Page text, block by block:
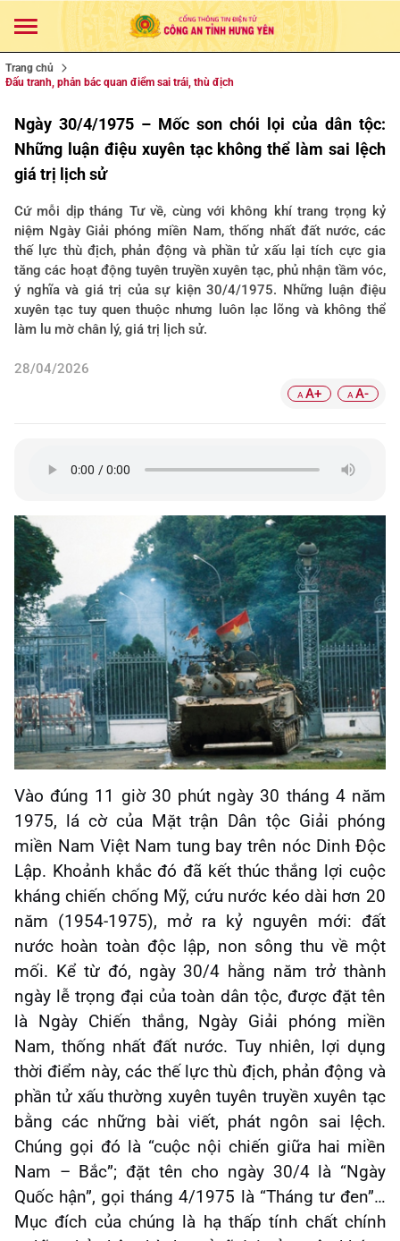
Trang chủ
Đấu tranh, phản bác quan điểm sai trái, thù địch
Ngày 30/4/1975 – Mốc son chói lọi của dân tộc:
Những luận điệu xuyên tạc không thể làm sai lệch
giá trị lịch sử
Cứ mỗi dịp tháng Tư về, cùng với không khí trang trọng kỷ
niệm Ngày Giải phóng miền Nam, thống nhất đất nước, các
thế lực thù địch, phản động và phần tử xấu lại tích cực gia
tăng các hoạt động tuyên truyền xuyên tạc, phủ nhận tầm vóc,
ý nghĩa và giá trị của sự kiện 30/4/1975. Những luận điệu
xuyên tạc tuy quen thuộc nhưng luôn lạc lõng và không thể
làm lu mờ chân lý, giá trị lịch sử.
28/04/2026
A A+ A A-
Vào đúng 11 giờ 30 phút ngày 30 tháng 4 năm
1975, lá cờ của Mặt trận Dân tộc Giải phóng
miền Nam Việt Nam tung bay trên nóc Dinh Độc
Lập. Khoảnh khắc đó đã kết thúc thắng lợi cuộc
kháng chiến chống Mỹ, cứu nước kéo dài hơn 20
năm (1954-1975), mở ra kỷ nguyên mới: đất
nước hoàn toàn độc lập, non sông thu về một
mối. Kể từ đó, ngày 30/4 hằng năm trở thành
ngày lễ trọng đại của toàn dân tộc, được đặt tên
là Ngày Chiến thắng, Ngày Giải phóng miền
Nam, thống nhất đất nước. Tuy nhiên, lợi dụng
thời điểm này, các thế lực thù địch, phản động và
phần tử xấu thường xuyên tuyên truyền xuyên tạc
bằng các những bài viết, phát ngôn sai lệch.
Chúng gọi đó là “cuộc nội chiến giữa hai miền
Nam – Bắc”; đặt tên cho ngày 30/4 là “Ngày
Quốc hận”, gọi tháng 4/1975 là “Tháng tư đen”…
Mục đích của chúng là hạ thấp tính chất chính